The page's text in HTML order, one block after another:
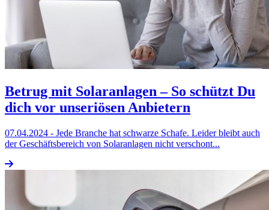
Betrug mit Solaranlagen – So schützt Du
dich vor unseriösen Anbietern
07.04.2024 - Jede Branche hat schwarze Schafe. Leider bleibt auch
der Geschäftsbereich von Solaranlagen nicht verschont...